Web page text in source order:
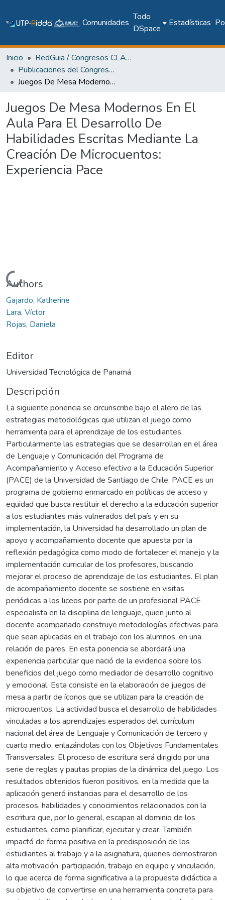
Comunidades
Todo
DSpace
Estadísticas
Inicio
RedGuia / Congresos CLABES
Publicaciones del Congreso Internacional CLABES
Juegos De Mesa Modernos En El Aula Para El Desarrollo De Habilidades Escritas Mediante La Creación De Microcuentos: Experiencia Pace
Juegos De Mesa Modernos En El
Aula Para El Desarrollo De
Habilidades Escritas Mediante La
Creación De Microcuentos:
Experiencia Pace
Cargando...
Authors
Gajardo, Katherine
Lara, Víctor
Rojas, Daniela
Editor
Universidad Tecnológica de Panamá
Descripción
La siguiente ponencia se circunscribe bajo el alero de las
estrategias metodológicas que utilizan el juego como
herramienta para el aprendizaje de los estudiantes.
Particularmente las estrategias que se desarrollan en el área
de Lenguaje y Comunicación del Programa de
Acompañamiento y Acceso efectivo a la Educación Superior
(PACE) de la Universidad de Santiago de Chile. PACE es un
programa de gobierno enmarcado en políticas de acceso y
equidad que busca restituir el derecho a la educación superior
a los estudiantes más vulnerados del país y en su
implementación, la Universidad ha desarrollado un plan de
apoyo y acompañamiento docente que apuesta por la
reflexión pedagógica como modo de fortalecer el manejo y la
implementación curricular de los profesores, buscando
mejorar el proceso de aprendizaje de los estudiantes. El plan
de acompañamiento docente se sostiene en visitas
periódicas a los liceos por parte de un profesional PACE
especialista en la disciplina de lenguaje, quien junto al
docente acompañado construye metodologías efectivas para
que sean aplicadas en el trabajo con los alumnos, en una
relación de pares. En esta ponencia se abordará una
experiencia particular que nació de la evidencia sobre los
beneficios del juego como mediador de desarrollo cognitivo
y emocional. Esta consiste en la elaboración de juegos de
mesa a partir de íconos que se utilizan para la creación de
microcuentos. La actividad busca el desarrollo de habilidades
vinculadas a los aprendizajes esperados del currículum
nacional del área de Lenguaje y Comunicación de tercero y
cuarto medio, enlazándolas con los Objetivos Fundamentales
Transversales. El proceso de escritura será dirigido por una
serie de reglas y pautas propias de la dinámica del juego. Los
resultados obtenidos fueron positivos, en la medida que la
aplicación generó instancias para el desarrollo de los
procesos, habilidades y conocimientos relacionados con la
escritura que, por lo general, escapan al dominio de los
estudiantes, como planificar, ejecutar y crear. También
impactó de forma positiva en la predisposición de los
estudiantes al trabajo y a la asignatura, quienes demostraron
alta motivación, participación, trabajo en equipo y vinculación,
lo que acerca de forma significativa a la propuesta didáctica a
su objetivo de convertirse en una herramienta concreta para